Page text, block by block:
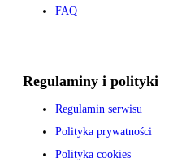
FAQ
Regulaminy i polityki
Regulamin serwisu
Polityka prywatności
Polityka cookies